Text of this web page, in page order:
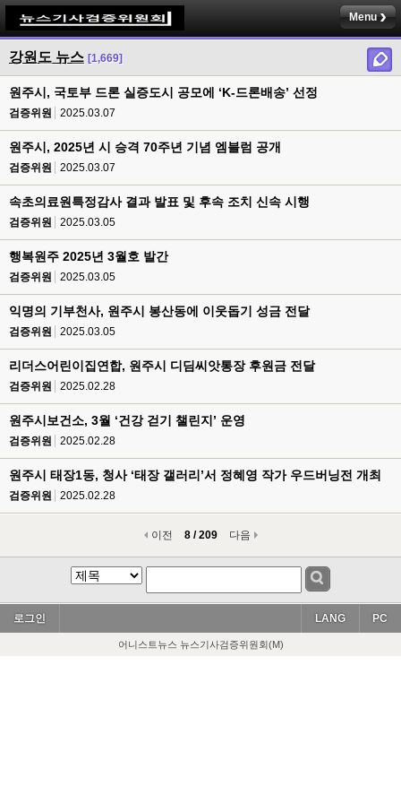
Menu
강원도 뉴스 [1,669]
원주시, 국토부 드론 실증도시 공모에 ‘K-드론배송’ 선정
검증위원 2025.03.07
원주시, 2025년 시 승격 70주년 기념 엠블럼 공개
검증위원 2025.03.07
속초의료원특정감사 결과 발표 및 후속 조치 신속 시행
검증위원 2025.03.05
행복원주 2025년 3월호 발간
검증위원 2025.03.05
익명의 기부천사, 원주시 봉산동에 이웃돕기 성금 전달
검증위원 2025.03.05
리더스어린이집연합, 원주시 디딤씨앗통장 후원금 전달
검증위원 2025.02.28
원주시보건소, 3월 ‘건강 걷기 챌린지’ 운영
검증위원 2025.02.28
원주시 태장1동, 청사 ‘태장 갤러리’서 정혜영 작가 우드버닝전 개최
검증위원 2025.02.28
이전 8 / 209 다음
로그인 PC
LANG
어니스트뉴스 뉴스기사검증위원회(M)